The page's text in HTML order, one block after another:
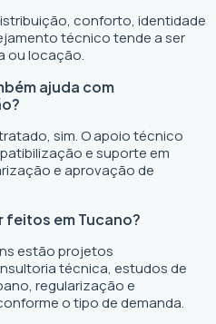
conforto, identidade
técnico tende a ser
ou locação.
ajuda com
sim. O apoio técnico
e suporte em
e aprovação de
feitos em Tucano?
estão projetos
técnica, estudos de
regularização e
o tipo de demanda.